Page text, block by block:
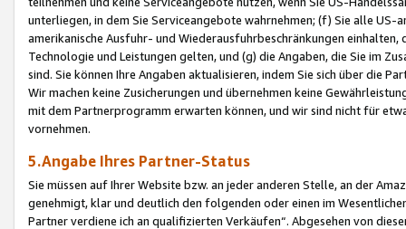
unterliegen, in dem Sie Serviceangebote wahrnehmen; (f) Sie alle
amerikanische Ausfuhr- und Wiederausfuhrbeschränkungen
Technologie und Leistungen gelten, und (g) die Angaben, die Sie im
sind. Sie können Ihre Angaben aktualisieren, indem Sie sich über die
Wir machen keine Zusicherungen und übernehmen keine
mit dem Partnerprogramm erwarten können, und wir sind nicht für
vornehmen.
5.Angabe Ihres Partner-Status
Sie müssen auf Ihrer Website bzw. an jeder anderen Stelle, an der
genehmigt, klar und deutlich den folgenden oder einen im
Partner verdiene ich an qualifizierten Verkäufen“. Abgesehen von